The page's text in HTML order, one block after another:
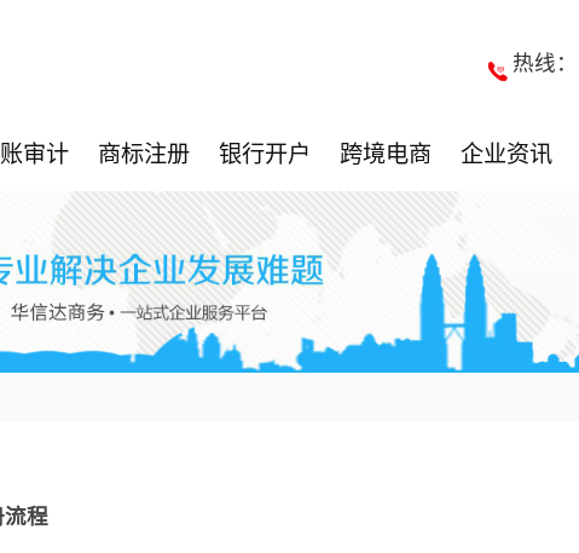
热线：
审计 商标注册 银行开户 跨境电商 企业资讯
程